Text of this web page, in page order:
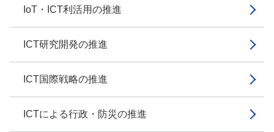
IoT・ICT利活用の推進
ICT研究開発の推進
ICT国際戦略の推進
ICTによる行政・防災の推進